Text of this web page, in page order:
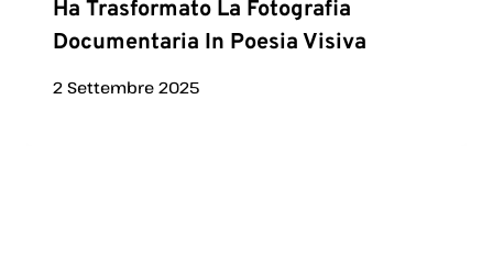
Ha Trasformato La Fotografia
Documentaria In Poesia Visiva
2 Settembre 2025